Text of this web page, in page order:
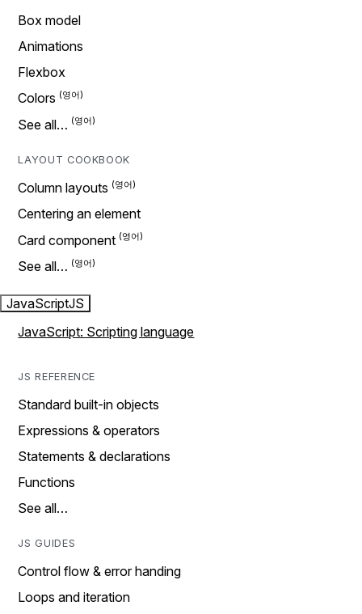
Box model
Animations
Flexbox
Colors
See all…
LAYOUT COOKBOOK
Column layouts
Centering an element
Card component
See all…
JavaScriptJS
JavaScript: Scripting language
JS REFERENCE
Standard built-in objects
Expressions & operators
Statements & declarations
Functions
See all…
JS GUIDES
Control flow & error handing
Loops and iteration